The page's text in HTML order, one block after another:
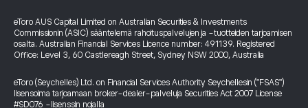
eToro AUS Capital Limited on Australian Securities & Investments
Commissionin (ASIC) sääntelemä rahoituspalvelujen ja -tuotteiden tarjoamisen
osalta. Australian Financial Services Licence number: 491139. Registered
Office: Level 3, 60 Castlereagh Street, Sydney NSW 2000, Australia
eToro (Seychelles) Ltd. on Financial Services Authority Seychellesin ("FSAS")
lisensoima tarjoamaan broker-dealer-palveluja Securities Act 2007 License
#SD076 -lisenssin nojalla